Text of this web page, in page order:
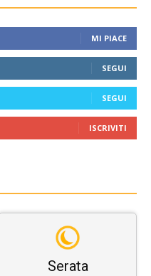
MI PIACE
SEGUI
SEGUI
ISCRIVITI
Serata